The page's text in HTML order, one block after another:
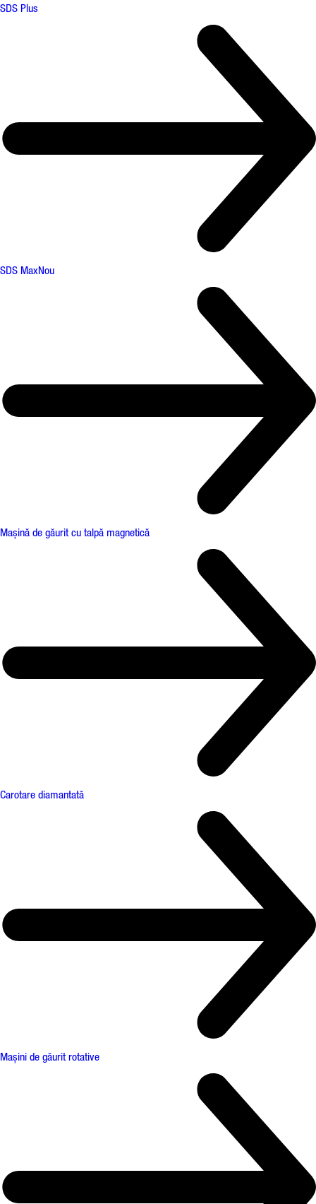
SDS Plus
SDS MaxNou
Mașină de găurit cu talpă magnetică
Carotare diamantată
Mașini de găurit rotative